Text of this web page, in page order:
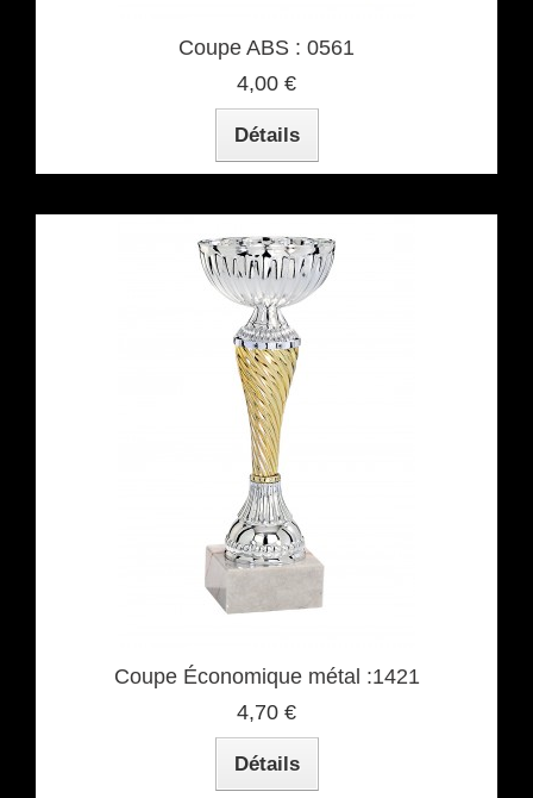
Coupe ABS : 0561
4,00 €
Détails
Coupe Économique métal :1421
4,70 €
Détails